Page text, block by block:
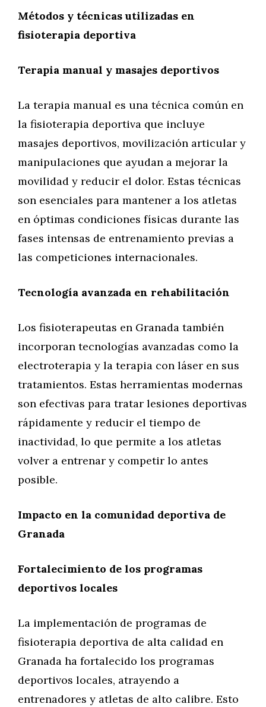
Métodos y técnicas utilizadas en
fisioterapia deportiva
Terapia manual y masajes deportivos
La terapia manual es una técnica común en
la fisioterapia deportiva que incluye
masajes deportivos, movilización articular y
manipulaciones que ayudan a mejorar la
movilidad y reducir el dolor. Estas técnicas
son esenciales para mantener a los atletas
en óptimas condiciones físicas durante las
fases intensas de entrenamiento previas a
las competiciones internacionales.
Tecnología avanzada en rehabilitación
Los fisioterapeutas en Granada también
incorporan tecnologías avanzadas como la
electroterapia y la terapia con láser en sus
tratamientos. Estas herramientas modernas
son efectivas para tratar lesiones deportivas
rápidamente y reducir el tiempo de
inactividad, lo que permite a los atletas
volver a entrenar y competir lo antes
posible.
Impacto en la comunidad deportiva de
Granada
Fortalecimiento de los programas
deportivos locales
La implementación de programas de
fisioterapia deportiva de alta calidad en
Granada ha fortalecido los programas
deportivos locales, atrayendo a
entrenadores y atletas de alto calibre. Esto